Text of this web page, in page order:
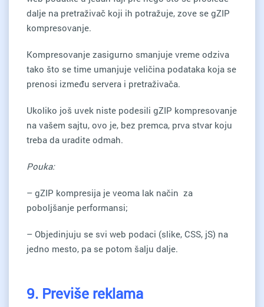
dalje na pretraživač koji ih potražuje, zove se gZIP
kompresovanje.
Kompresovanje zasigurno smanjuje vreme odziva
tako što se time umanjuje veličina podataka koja se
prenosi između servera i pretraživača.
Ukoliko još uvek niste podesili gZIP kompresovanje
na vašem sajtu, ovo je, bez premca, prva stvar koju
treba da uradite odmah.
Pouka:
– gZIP kompresija je veoma lak način za
poboljšanje performansi;
– Objedinjuju se svi web podaci (slike, CSS, jS) na
jedno mesto, pa se potom šalju dalje.
9. Previše reklama